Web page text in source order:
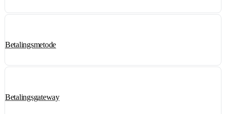
Betalingsmetode
Betalingsgateway